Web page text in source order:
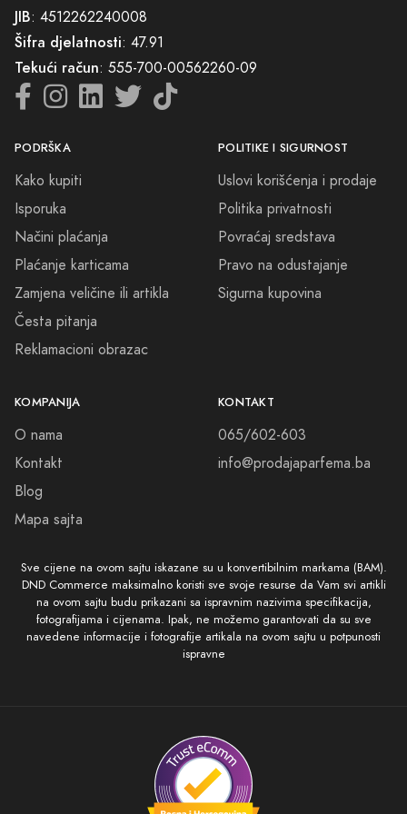
dušu i budi sva osjetila. Dobrodošli u svijet gdje je svaki miris priča, a
svaka bočica parfema ključ koji otključava taj svijet. Podarite sebi ili
svojim najdražima nešto nezaboravno – izaberite parfeme Čelić,
gdje se kvaliteta, strast i umijeće susreću u savršenoj harmoniji.
JIB: 4512262240008
Šifra djelatnosti: 47.91
Tekući račun: 555-700-00562260-09
PODRŠKA
Kako kupiti
Isporuka
Načini plaćanja
Plaćanje karticama
Zamjena veličine ili artikla
Česta pitanja
Reklamacioni obrazac
POLITIKE I SIGURNOST
Uslovi korišćenja i prodaje
Politika privatnosti
Povraćaj sredstava
Pravo na odustajanje
Sigurna kupovina
KOMPANIJA
O nama
Kontakt
Blog
Mapa sajta
KONTAKT
065/602-603
info@prodajaparfema.ba
Sve cijene na ovom sajtu iskazane su u konvertibilnim markama (BAM).
DND Commerce maksimalno koristi sve svoje resurse da Vam svi artikli
na ovom sajtu budu prikazani sa ispravnim nazivima specifikacija,
fotografijama i cijenama. Ipak, ne možemo garantovati da su sve
navedene informacije i fotografije artikala na ovom sajtu u potpunosti
ispravne